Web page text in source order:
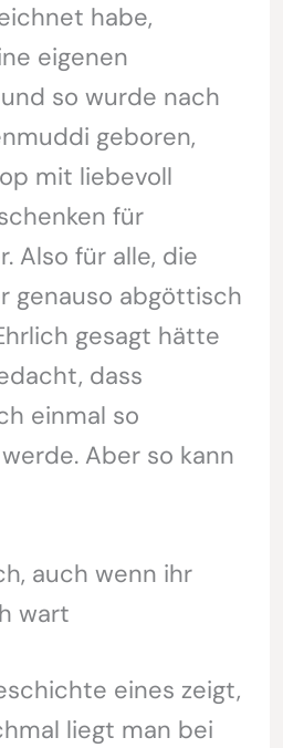
habe,
eigenen
so wurde nach
geboren,
mit liebevoll
für
Also für alle, die
genauso abgöttisch
gesagt hätte
dass
einmal so
Aber so kann
auch wenn ihr
wart
eines zeigt,
liegt man bei